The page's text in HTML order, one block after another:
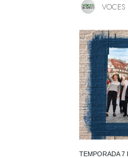
VOCES
TEMPORADA 7